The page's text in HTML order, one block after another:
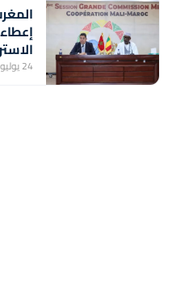
24 يوليوز 2026 - 15:40